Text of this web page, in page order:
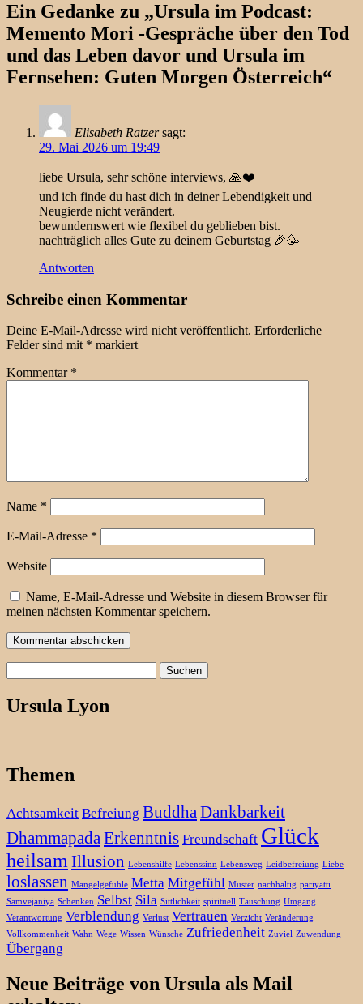
Ein Gedanke zu „Ursula im Podcast:
Memento Mori -Gespräche über den Tod
und das Leben davor und Ursula im
Fernsehen: Guten Morgen Österreich“
Elisabeth Ratzer sagt:
29. Mai 2026 um 19:49
liebe Ursula, sehr schöne interviews, 🙏❤️
und ich finde du hast dich in deiner Lebendigkeit und
Neugierde nicht verändert.
bewundernswert wie flexibel du geblieben bist.
nachträglich alles Gute zu deinem Geburtstag 🎉🥳
Antworten
Schreibe einen Kommentar
Deine E-Mail-Adresse wird nicht veröffentlicht. Erforderliche
Felder sind mit * markiert
Kommentar *
Name *
E-Mail-Adresse *
Website
Name, E-Mail-Adresse und Website in diesem Browser für
meinen nächsten Kommentar speichern.
nach:
Ursula Lyon
Themen
Achtsamkeit Befreiung BuddhaDankbarkeit
DhammapadaErkenntnis Freundschaft Glück
heilsam Illusion Lebenshilfe Lebenssinn Lebensweg Leidbefreiung Liebe
loslassen Mangelgefühle Metta Mitgefühl Muster nachhaltig pariyatti
Samvejaniya Schenken Selbst Sila Sittlichkeit spirituell Täuschung Umgang
Verantwortung Verblendung Verlust Vertrauen Verzicht Veränderung
Vollkommenheit Wahn Wege Wissen Wünsche Zufriedenheit Zuviel Zuwendung
Übergang
Neue Beiträge von Ursula als Mail